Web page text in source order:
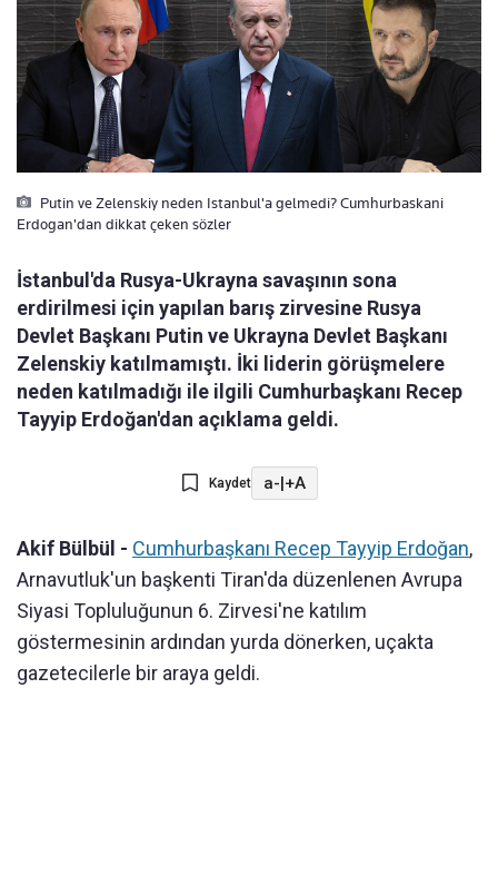
Putin ve Zelenskiy neden Istanbul'a gelmedi? Cumhurbaskani
Erdogan'dan dikkat çeken sözler
İstanbul'da Rusya-Ukrayna savaşının sona
erdirilmesi için yapılan barış zirvesine Rusya
Devlet Başkanı Putin ve Ukrayna Devlet Başkanı
Zelenskiy katılmamıştı. İki liderin görüşmelere
neden katılmadığı ile ilgili Cumhurbaşkanı Recep
Tayyip Erdoğan'dan açıklama geldi.
Kaydet a-|+A
Akif Bülbül - Cumhurbaşkanı Recep Tayyip Erdoğan,
Arnavutluk'un başkenti Tiran'da düzenlenen Avrupa
Siyasi Topluluğunun 6. Zirvesi'ne katılım
göstermesinin ardından yurda dönerken, uçakta
gazetecilerle bir araya geldi.